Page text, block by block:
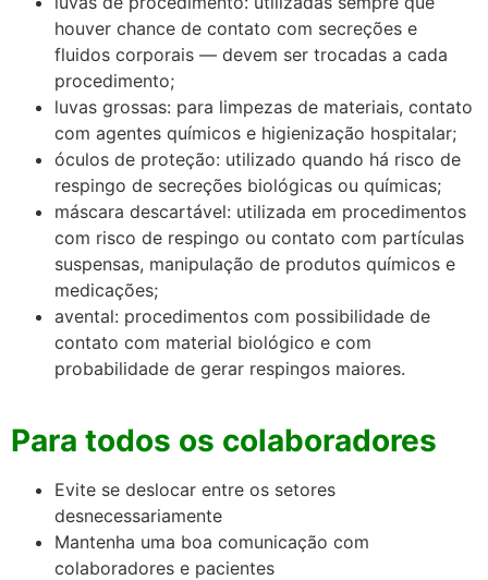
houver chance de contato com secreções e
fluidos corporais — devem ser trocadas a cada
procedimento;
luvas grossas: para limpezas de materiais, contato
com agentes químicos e higienização hospitalar;
óculos de proteção: utilizado quando há risco de
respingo de secreções biológicas ou químicas;
máscara descartável: utilizada em procedimentos
com risco de respingo ou contato com partículas
suspensas, manipulação de produtos químicos e
medicações;
avental: procedimentos com possibilidade de
contato com material biológico e com
probabilidade de gerar respingos maiores.
Para todos os colaboradores
Evite se deslocar entre os setores
desnecessariamente
Mantenha uma boa comunicação com
colaboradores e pacientes